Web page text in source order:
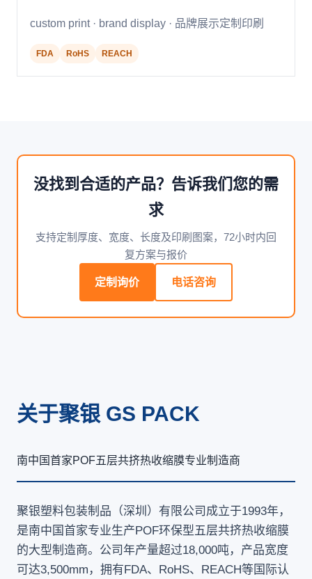
custom print · brand display · 品牌展示定制印刷
FDA RoHS REACH
没找到合适的产品？告诉我们您的需
求
支持定制厚度、宽度、长度及印刷图案，72小时内回
复方案与报价
定制询价 电话咨询
关于聚银 GS PACK
南中国首家POF五层共挤热收缩膜专业制造商
聚银塑料包装制品（深圳）有限公司成立于1993年，
是南中国首家专业生产POF环保型五层共挤热收缩膜
的大型制造商。公司年产量超过18,000吨，产品宽度
可达3,500mm，拥有FDA、RoHS、REACH等国际认